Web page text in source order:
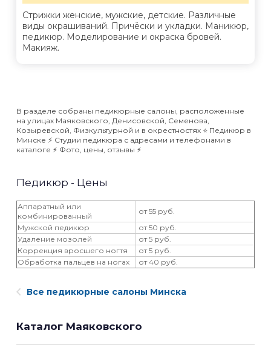
Стрижки женские, мужские, детские. Различные
виды окрашиваний. Причёски и укладки. Маникюр,
педикюр. Моделирование и окраска бровей.
Макияж.
В разделе собраны педикюрные салоны, расположенные
на улицах Маяковского, Денисовской, Семенова,
Козыревской, Физкультурной и в окрестностях ⭐️ Педикюр в
Минске ⚡️ Студии педикюра с адресами и телефонами в
каталоге ⚡️ Фото, цены, отзывы ⚡️
Педикюр - Цены
Аппаратный или
комбинированный
от 55 руб.
Мужской педикюр
от 50 руб.
Удаление мозолей
от 5 руб.
Коррекция вросшего ногтя
от 5 руб.
Обработка пальцев на ногах
от 40 руб.
Все педикюрные салоны Минска
Каталог Маяковского